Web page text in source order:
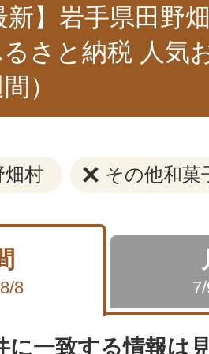
新】岩手県田野
さと納税 人気
）
畑村 その他和菓
8
に一致する情報は